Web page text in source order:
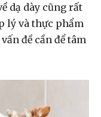
dạ dày cũng rất
lý và thực phẩm
đề cần để tâm